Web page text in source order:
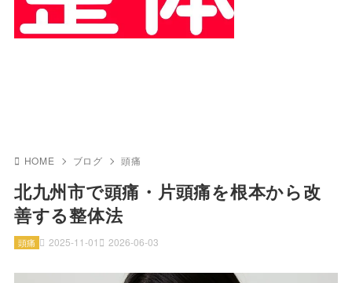
HOME ブログ 頭痛
北九州市で頭痛・片頭痛を根本から改
善する整体法
2025-11-01 2026-06-03
頭痛